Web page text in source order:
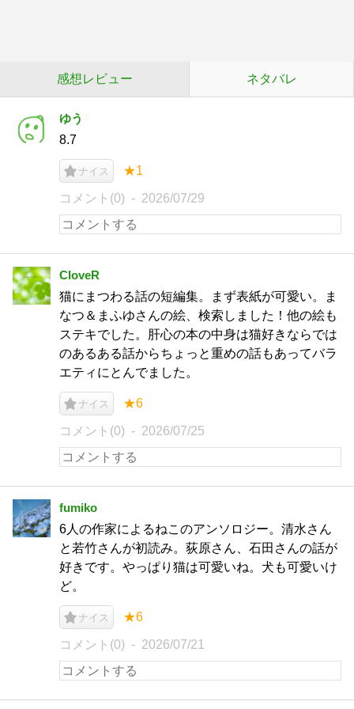
感想レビュー ネタバレ
ゆう
8.7
ナイス ★1
コメント(0) 2026/07/29
CloveR
猫にまつわる話の短編集。まず表紙が可愛い。ま
なつ＆まふゆさんの絵、検索しました！他の絵も
ステキでした。肝心の本の中身は猫好きならでは
のあるある話からちょっと重めの話もあってバラ
エティにとんでました。
ナイス ★6
コメント(0) 2026/07/25
fumiko
6人の作家によるねこのアンソロジー。清水さん
と若竹さんが初読み。荻原さん、石田さんの話が
好きです。やっぱり猫は可愛いね。犬も可愛いけ
ど。
ナイス ★6
コメント(0) 2026/07/21